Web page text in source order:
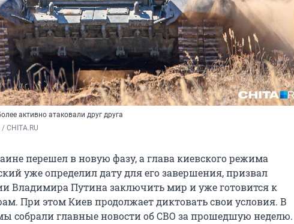
активно атаковали друг друга
CHITA.RU
перешел в новую фазу, а глава киевского режима
уже определил дату для его завершения, призвал
Владимира Путина заключить мир и уже готовится к
При этом Киев продолжает диктовать свои условия. В
собрали главные новости об СВО за прошедшую неделю.